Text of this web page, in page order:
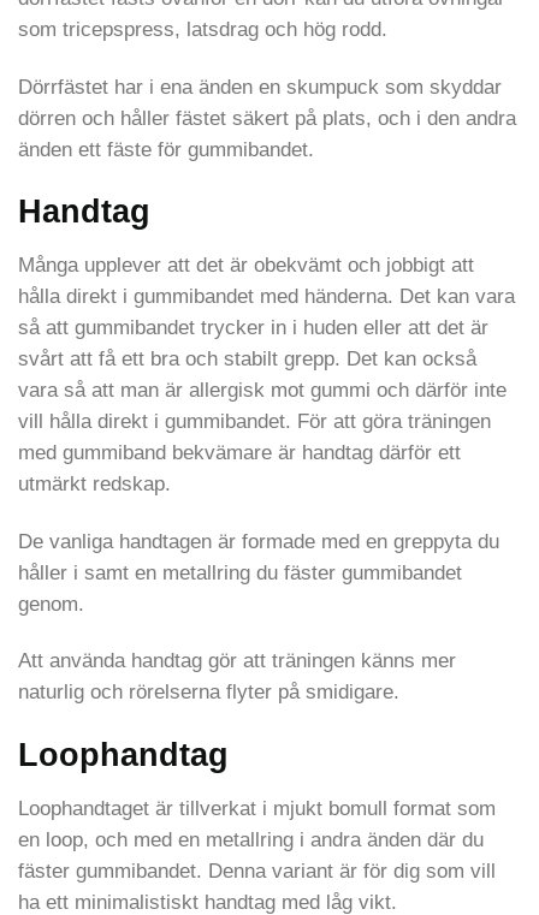
som tricepspress, latsdrag och hög rodd.
Dörrfästet har i ena änden en skumpuck som skyddar
dörren och håller fästet säkert på plats, och i den andra
änden ett fäste för gummibandet.
Handtag
Många upplever att det är obekvämt och jobbigt att
hålla direkt i gummibandet med händerna. Det kan vara
så att gummibandet trycker in i huden eller att det är
svårt att få ett bra och stabilt grepp. Det kan också
vara så att man är allergisk mot gummi och därför inte
vill hålla direkt i gummibandet. För att göra träningen
med gummiband bekvämare är handtag därför ett
utmärkt redskap.
De vanliga handtagen är formade med en greppyta du
håller i samt en metallring du fäster gummibandet
genom.
Att använda handtag gör att träningen känns mer
naturlig och rörelserna flyter på smidigare.
Loophandtag
Loophandtaget är tillverkat i mjukt bomull format som
en loop, och med en metallring i andra änden där du
fäster gummibandet. Denna variant är för dig som vill
ha ett minimalistiskt handtag med låg vikt.